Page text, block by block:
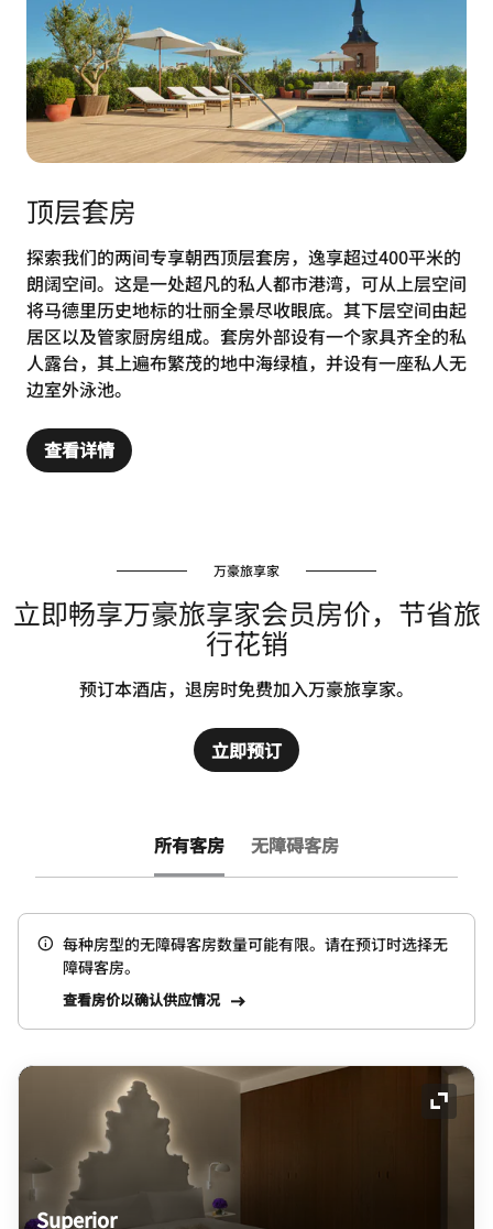
顶层套房
探索我们的两间专享朝西顶层套房，逸享超过400平米的
朗阔空间。这是一处超凡的私人都市港湾，可从上层空间
将马德里历史地标的壮丽全景尽收眼底。其下层空间由起
居区以及管家厨房组成。套房外部设有一个家具齐全的私
人露台，其上遍布繁茂的地中海绿植，并设有一座私人无
边室外泳池。
查看详情
万豪旅享家
立即畅享万豪旅享家会员房价，节省旅
行花销
预订本酒店，退房时免费加入万豪旅享家。
立即预订
所有客房 无障碍客房
每种房型的无障碍客房数量可能有限。请在预订时选择无
障碍客房。
查看房价以确认供应情况
展开
Superior